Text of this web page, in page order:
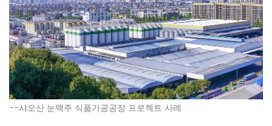
--샤오산 눈맥주 식품가공공장 프로젝트 사례